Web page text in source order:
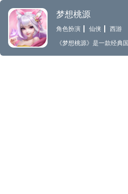
梦想桃源
角色扮演 仙侠
西游